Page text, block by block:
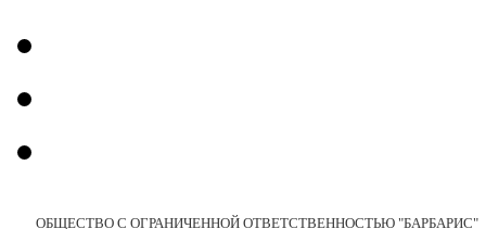
ОБЩЕСТВО С ОГРАНИЧЕННОЙ ОТВЕТСТВЕННОСТЬЮ "БАРБАРИС"